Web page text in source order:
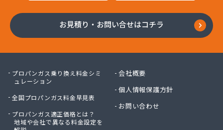
有限会社ニッタンガス
有限会社ヨコガワ
有限会社越智商会
有限会社吉井プロパン
有限会社玉川液化ガス
有限会社溝田石油
お見積り・お問い合せはコチラ
プロパンガス乗り換え料金シミ
ュレーション
全国プロパンガス料金早見表
プロパンガス適正価格とは？
地域や会社で異なる料金設定を
会社概要
個人情報保護方針
お問い合わせ